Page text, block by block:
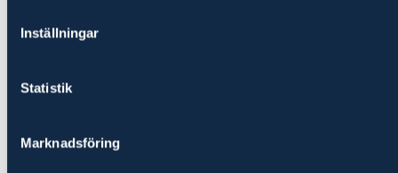
Inställningar
Statistik
Marknadsföring
Våra skogsmäklare i Vara hjälper dig att
Ludvig & Co Fastighetsförmedling är Sveriges största förmedlare av
affären. Vi förmedlar ca 1 000 fastigheter per år till ett värde över 3